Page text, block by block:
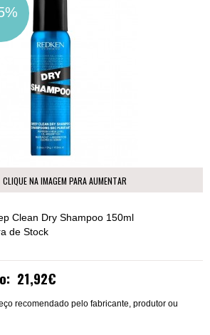
CLIQUE NA IMAGEM PARA AUMENTAR
Clean Dry Shampoo 150ml
de Stock
21,92€
recomendado pelo fabricante, produtor ou